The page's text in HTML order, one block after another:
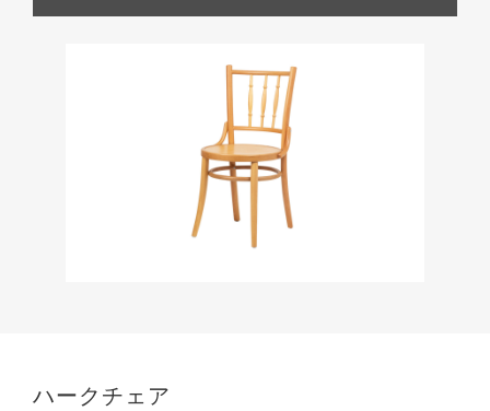
ハークチェア